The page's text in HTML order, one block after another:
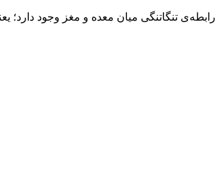
رابطه‌ی تنگاتنگی میان معده و مغز وجود